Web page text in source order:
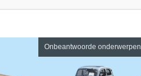
Onbeantwoorde onderwerpen